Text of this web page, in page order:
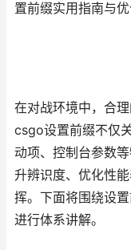
置前缀实用指南与
在对战环境中，合
csgo设置前缀不仅
动项、控制台参数
升辨识度、优化性
挥。下面将围绕设
进行体系讲解。